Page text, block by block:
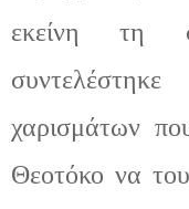
εκείνη τη
χαρισμάτων
Θεοτόκο να